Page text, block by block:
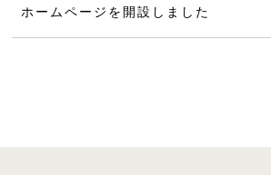
ホームページを開設しました